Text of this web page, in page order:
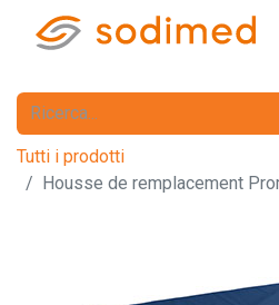
Tutti i prodotti
Housse de remplacement